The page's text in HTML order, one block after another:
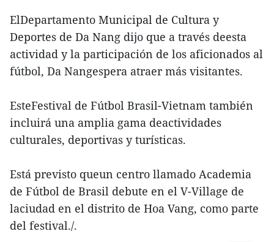
ElDepartamento Municipal de Cultura y
Deportes de Da Nang dijo que a través deesta
actividad y la participación de los aficionados al
fútbol, Da Nangespera atraer más visitantes.
EsteFestival de Fútbol Brasil-Vietnam también
incluirá una amplia gama deactividades
culturales, deportivas y turísticas.
Está previsto queun centro llamado Academia
de Fútbol de Brasil debute en el V-Village de
laciudad en el distrito de Hoa Vang, como parte
del festival./.